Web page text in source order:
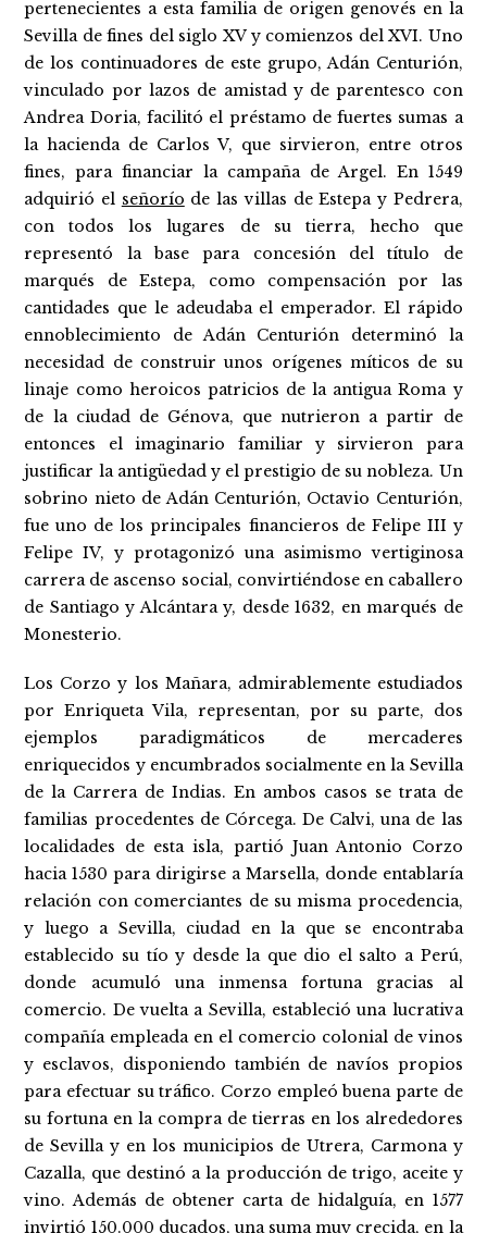
pertenecientes a esta familia de origen genovés en la
Sevilla de fines del siglo XV y comienzos del XVI. Uno
de los continuadores de este grupo, Adán Centurión,
vinculado por lazos de amistad y de parentesco con
Andrea Doria, facilitó el préstamo de fuertes sumas a
la hacienda de Carlos V, que sirvieron, entre otros
fines, para financiar la campaña de Argel. En 1549
adquirió el señorío de las villas de Estepa y Pedrera,
con todos los lugares de su tierra, hecho que
representó la base para concesión del título de
marqués de Estepa, como compensación por las
cantidades que le adeudaba el emperador. El rápido
ennoblecimiento de Adán Centurión determinó la
necesidad de construir unos orígenes míticos de su
linaje como heroicos patricios de la antigua Roma y
de la ciudad de Génova, que nutrieron a partir de
entonces el imaginario familiar y sirvieron para
justificar la antigüedad y el prestigio de su nobleza. Un
sobrino nieto de Adán Centurión, Octavio Centurión,
fue uno de los principales financieros de Felipe III y
Felipe IV, y protagonizó una asimismo vertiginosa
carrera de ascenso social, convirtiéndose en caballero
de Santiago y Alcántara y, desde 1632, en marqués de
Monesterio.
Los Corzo y los Mañara, admirablemente estudiados
por Enriqueta Vila, representan, por su parte, dos
ejemplos paradigmáticos de mercaderes
enriquecidos y encumbrados socialmente en la Sevilla
de la Carrera de Indias. En ambos casos se trata de
familias procedentes de Córcega. De Calvi, una de las
localidades de esta isla, partió Juan Antonio Corzo
hacia 1530 para dirigirse a Marsella, donde entablaría
relación con comerciantes de su misma procedencia,
y luego a Sevilla, ciudad en la que se encontraba
establecido su tío y desde la que dio el salto a Perú,
donde acumuló una inmensa fortuna gracias al
comercio. De vuelta a Sevilla, estableció una lucrativa
compañía empleada en el comercio colonial de vinos
y esclavos, disponiendo también de navíos propios
para efectuar su tráfico. Corzo empleó buena parte de
su fortuna en la compra de tierras en los alrededores
de Sevilla y en los municipios de Utrera, Carmona y
Cazalla, que destinó a la producción de trigo, aceite y
vino. Además de obtener carta de hidalguía, en 1577
invirtió 150.000 ducados, una suma muy crecida, en la